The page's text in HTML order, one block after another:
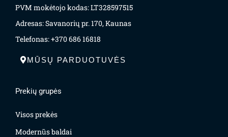
PVM mokėtojo kodas: LT328597515
Adresas: Savanorių pr. 170, Kaunas
Telefonas: +370 686 16818
MŪSŲ PARDUOTUVĖS
Prekių grupės
Visos prekės
Modernūs baldai